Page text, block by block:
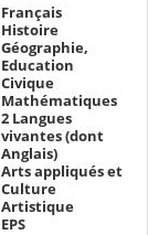
Français
Histoire
Géographie,
Education
Civique
Mathématiques
2 Langues
vivantes (dont
Anglais)
Arts appliqués et
Culture
Artistique
EPS